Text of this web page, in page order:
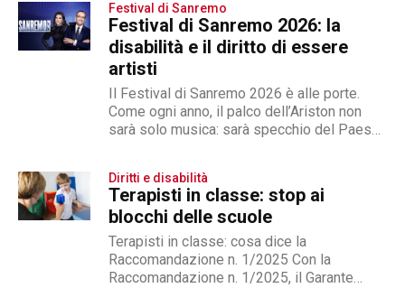
Festival di Sanremo
Festival di Sanremo 2026: la
disabilità e il diritto di essere
artisti
Il Festival di Sanremo 2026 è alle porte.
Come ogni anno, il palco dell’Ariston non
sarà solo musica: sarà specchio del Paese.
Diritti e disabilità
Terapisti in classe: stop ai
blocchi delle scuole
Terapisti in classe: cosa dice la
Raccomandazione n. 1/2025 Con la
Raccomandazione n. 1/2025, il Garante